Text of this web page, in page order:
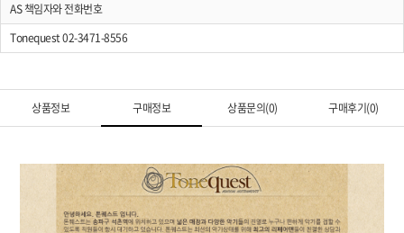
AS 책임자와 전화번호
Tonequest 02-3471-8556
상품정보 구매정보 상품문의(0) 구매후기(0)